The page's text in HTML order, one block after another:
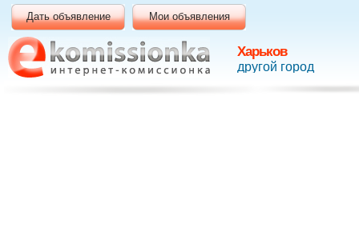
Харьков
другой город
Дать объявление Мои объявления